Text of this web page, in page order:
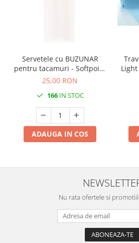
TEMATICA CULINARA
DECOR MOS NICOLAE
TEMATICA FLORALA
DECOR BABY SHOWER
MINI BAX 1+1 GRATUIT
Servetele cu BUZUNAR
pentru tacamuri - Softpoint
(Alb) / 33 x 40 cm / 50 buc
25,00 RON
166IN STOC
ADAUGA IN COS
Nu rata ofertele si